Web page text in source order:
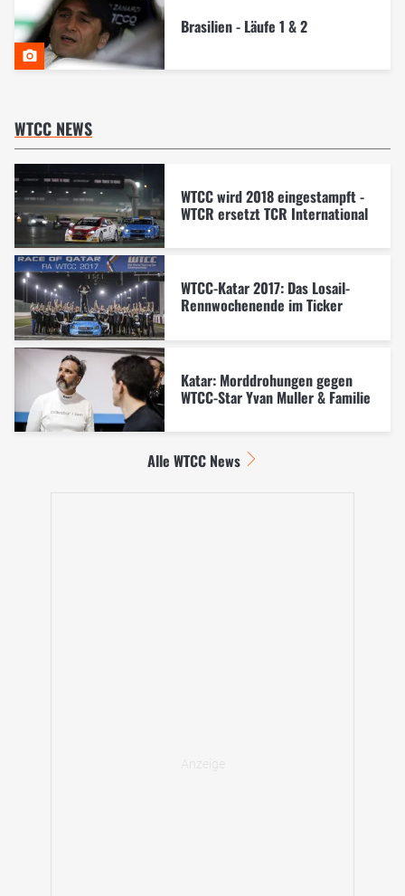
Brasilien - Läufe 1 & 2
WTCC NEWS
WTCC wird 2018 eingestampft -
WTCR ersetzt TCR International
WTCC-Katar 2017: Das Losail-
Rennwochenende im Ticker
Katar: Morddrohungen gegen
WTCC-Star Yvan Muller & Familie
Alle WTCC News